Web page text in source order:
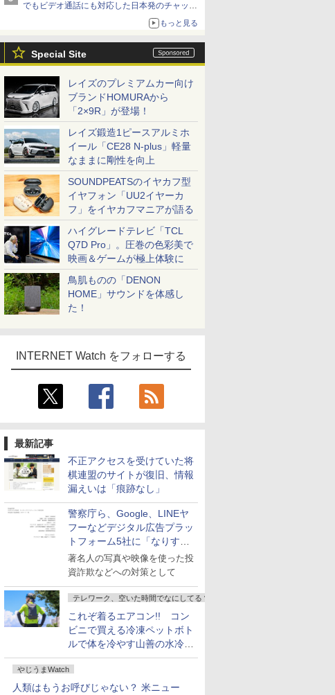
でもビデオ通話にも対応した日本発のチャット
もっと見る
Special Site
レイズのプレミアムカー向け
ブランドHOMURAから
「2×9R」が登場！
レイズ鍛造1ピースアルミホ
イール「CE28 N-plus」軽量
なままに剛性を向上
SOUNDPEATSのイヤカフ型
イヤフォン「UU2イヤーカ
フ」をイヤカフマニアが語る
ハイグレードテレビ「TCL
Q7D Pro」。圧巻の色彩美で
映画＆ゲームが極上体験に
鳥肌ものの「DENON
HOME」サウンドを体感し
た！
INTERNET Watch をフォローする
最新記事
不正アクセスを受けていた将
棋連盟のサイトが復旧、情報
漏えいは「痕跡なし」
警察庁ら、Google、LINEヤ
フーなどデジタル広告プラッ
トフォーム5社に「なりすま
し詐欺広告」対策強化を要請
著名人の写真や映像を使った投
資詐欺などへの対策として
テレワーク、空いた時間でなにしてる？
これぞ着るエアコン!! コン
ビニで買える冷凍ペットボト
ルで体を冷やす山善の水冷ベ
ストがロードバイクにちょう
どいい【ぼっち・ざ・ろー
ど！その14】
やじうまWatch
人類はもうお呼びじゃない？ 米ニュー